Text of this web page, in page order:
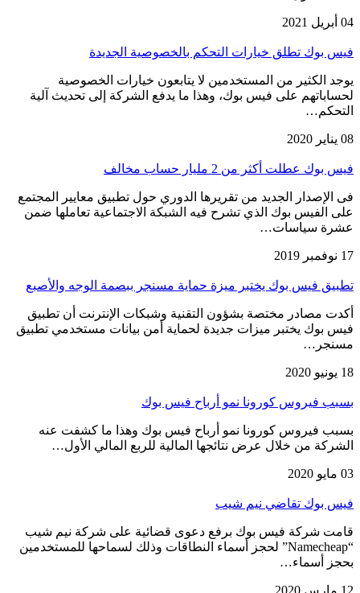
04 أبريل 2021
فيس بوك تطلق خيارات التحكم بالخصوصية الجديدة
يوجد الكثير من المستخدمين لا يتابعون خيارات الخصوصية
لحساباتهم على فيس بوك، وهذا ما يدفع الشركة إلى تحديث آلية
التحكم…
08 يناير 2020
فيس بوك عطلت أكثر من 2 مليار حساب مخالف
فى الإصدار الجديد من تقريرها الدوري حول تطبيق معايير المجتمع
على الفيس بوك الذي تشرح فيه الشبكة الاجتماعية تعاملها ضمن
عشرة سياسات…
17 نوفمبر 2019
تطبيق فيس بوك يختبر ميزة حماية مسنجر ببصمة الوجه والأصبع
أكدت مصادر مختصة بشؤون التقنية وشبكات الإنترنت أن تطبيق
فيس بوك يختبر ميزات جديدة لحماية أمن بيانات مستخدمي تطبيق
مسنجر…
18 يونيو 2020
بسبب فيروس كورونا نمو أرباح فيس بوك
بسبب فيروس كورونا نمو أرباح فيس بوك وهذا ما كشفت عنه
الشركة من خلال عرض نتائجها المالية للربع المالي الأول…
03 مايو 2020
فيس بوك تقاضي نيم شيب
قامت شركة فيس بوك برفع دعوى قضائية على شركة نيم شيب
“Namecheap” لحجز أسماء النطاقات وذلك لسماحها للمستخدمين
بحجز أسماء…
12 مارس 2020